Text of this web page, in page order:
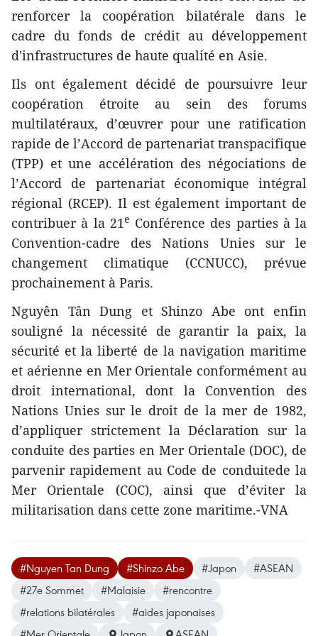
renforcer la coopération bilatérale dans le
cadre du fonds de crédit au développement
d'infrastructures de haute qualité en Asie.
Ils ont également décidé de poursuivre leur
coopération étroite au sein des forums
multilatéraux, d’œuvrer pour une ratification
rapide de l’Accord de partenariat transpacifique
(TPP) et une accélération des négociations de
l’Accord de partenariat économique intégral
régional (RCEP). Il est également important de
contribuer à la 21e Conférence des parties à la
Convention-cadre des Nations Unies sur le
changement climatique (CCNUCC), prévue
prochainement à Paris.
Nguyên Tân Dung et Shinzo Abe ont enfin
souligné la nécessité de garantir la paix, la
sécurité et la liberté de la navigation maritime
et aérienne en Mer Orientale conformément au
droit international, dont la Convention des
Nations Unies sur le droit de la mer de 1982,
d’appliquer ​strictement la Déclaration sur la
conduite des parties en Mer Orientale (DOC), de
parvenir rapidement ​au Code de conduite​de la
Mer Orientale (COC), ainsi que d’éviter la
militarisation dans cette zone maritime.-VNA
#Nguyen Tan Dung #Shinzo Abe #Japon
#ASEAN
#27e Sommet
#Malaisie
#rencontre
#relations bilatérales
#aides japonaises